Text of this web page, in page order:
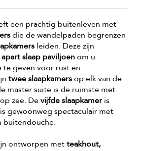
een prachtig buitenleven met
die de wandelpaden begrenzen
leiden. Deze zijn
apart slaap paviljoenom u
geven voor rust en
twee slaapkamersop elk van de
master suite is de ruimste met
zee. Devijfde slaapkamer is
gewoonweg spectaculair met
buitendouche.
ontworpen metteakhout,